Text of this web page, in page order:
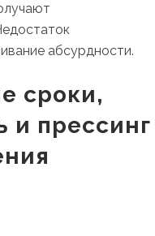
абсурдности.
сроки,
и прессинг